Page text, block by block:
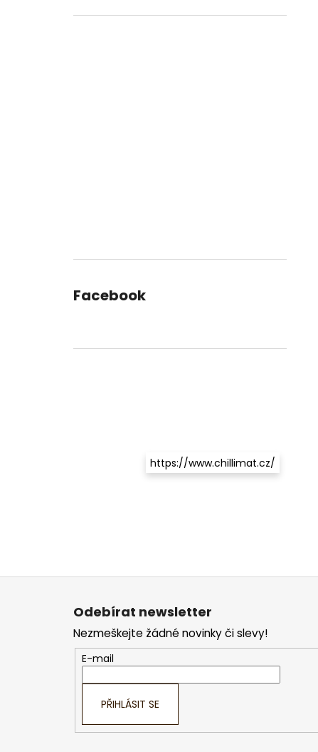
Facebook
https://www.chillimat.cz/
Z
Odebírat newsletter
Nezmeškejte žádné novinky či slevy!
E-mail
PŘIHLÁSIT SE